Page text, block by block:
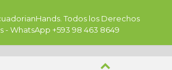
Todos los Derechos
- WhatsApp +593 98 463 8649